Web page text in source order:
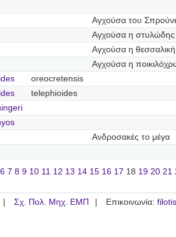
Αγχούσα του
Αγχούσα η στυλώδης
Αγχούσα η θεσσαλική
Αγχούσα η
oreocretensis
telephioides
Ανδροσακές το μέγα
6 7 8 9 10 11 12 13 14 15 16 17 18 19 20 21
Σχ. Πολ. Μηχ. ΕΜΠ Επικοινωνία: